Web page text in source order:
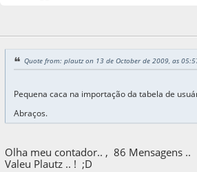
Quote from: plautz on 13 de October de 2009, as
Pequena caca na importação da tabela de
Abraços.
Olha meu contador.. , 86 Mensagens
Valeu Plautz .. ! ;D